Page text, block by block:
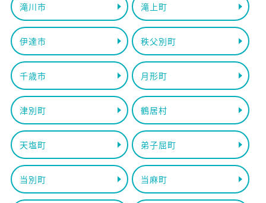
滝川市 滝上町
伊達市 秩父別町
千歳市 月形町
津別町 鶴居村
天塩町 弟子屈町
当別町 当麻町